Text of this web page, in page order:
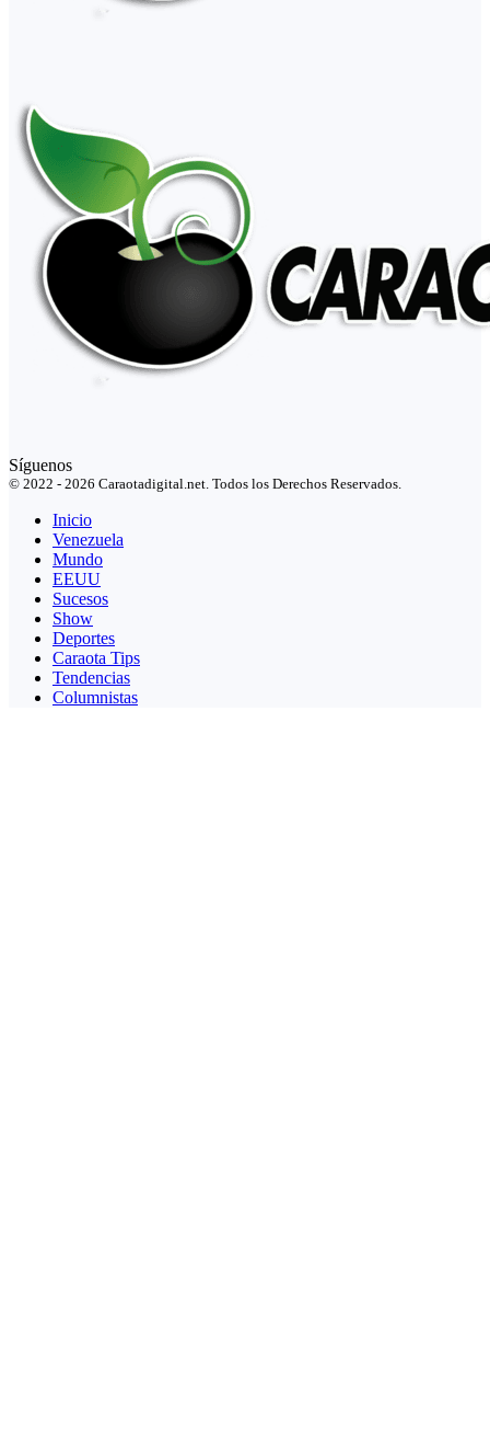
Síguenos
© 2022 - 2026 Caraotadigital.net. Todos los Derechos Reservados.
Inicio
Venezuela
Mundo
EEUU
Sucesos
Show
Deportes
Caraota Tips
Tendencias
Columnistas